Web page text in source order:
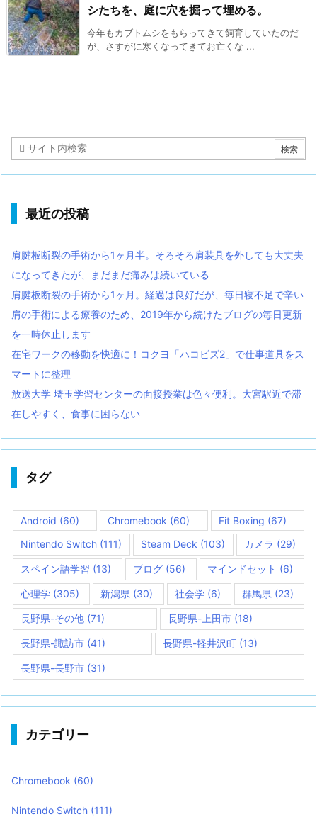
シたちを、庭に穴を掘って埋める。
今年もカブトムシをもらってきて飼育していたのだ
が、さすがに寒くなってきてお亡くな ...
最近の投稿
肩腱板断裂の手術から1ヶ月半。そろそろ肩装具を外しても大丈夫
になってきたが、まだまだ痛みは続いている
肩腱板断裂の手術から1ヶ月。経過は良好だが、毎日寝不足で辛い
肩の手術による療養のため、2019年から続けたブログの毎日更新
を一時休止します
在宅ワークの移動を快適に！コクヨ「ハコビズ2」で仕事道具をス
マートに整理
放送大学 埼玉学習センターの面接授業は色々便利。大宮駅近で滞
在しやすく、食事に困らない
タグ
Android (60) Chromebook (60) Fit Boxing (67)
Nintendo Switch (111) Steam Deck (103) カメラ (29)
スペイン語学習 (13) ブログ (56) マインドセット (6)
心理学 (305) 新潟県 (30) 社会学(6) 群馬県 (23)
長野県-その他 (71) 長野県-上田市(18)
長野県-諏訪市 (41) 長野県-軽井沢町 (13)
長野県-長野市 (31)
カテゴリー
Chromebook (60)
Nintendo Switch (111)